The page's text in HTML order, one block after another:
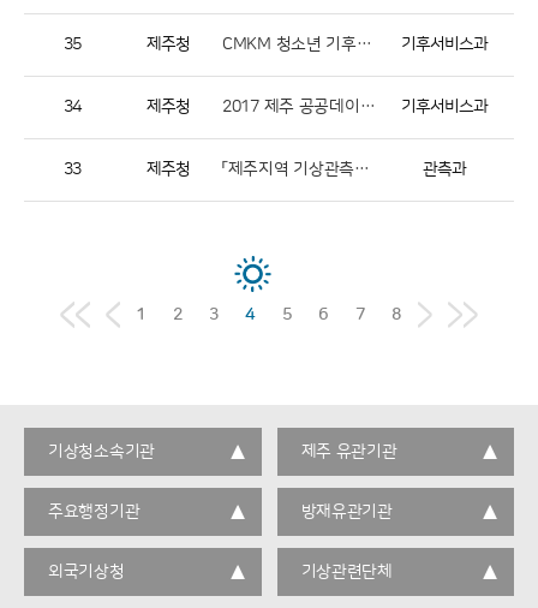
35 제주청 CMKM 청소년 기후변화 홍보단 모집 공고 기후서비스과
34 제주청 2017 제주 공공데이터 활용 창업경진대회 기후서비스과
33 제주청 「제주지역 기상관측동아리」 3월 우수 제보 내용 선정 결과 알림 관측과
1 2 3 4 5 6 7 8
기상청소속기관 제주 유관기관
주요행정기관 방재유관기관
외국기상청 기상관련단체